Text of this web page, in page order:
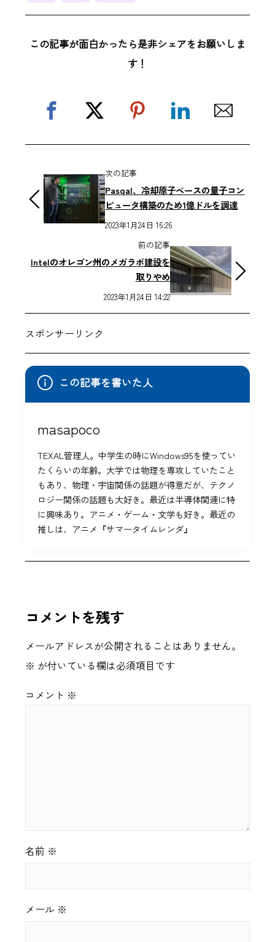
この記事が面白かったら是非シェアをお願いしま
す！
次の記事
Pasqal、冷却原子ベースの量子コン
ピュータ構築のため1億ドルを調達
2023年1月24日 16:26
前の記事
Intelのオレゴン州のメガラボ建設を
取りやめ
2023年1月24日 14:22
スポンサーリンク
この記事を書いた人
masapoco
TEXAL管理人。中学生の時にWindows95を使ってい
たくらいの年齢。大学では物理を専攻していたこと
もあり、物理・宇宙関係の話題が得意だが、テクノ
ロジー関係の話題も大好き。最近は半導体関連に特
に興味あり。アニメ・ゲーム・文学も好き。最近の
推しは、アニメ『サマータイムレンダ』
コメントを残す
メールアドレスが公開されることはありません。
※ が付いている欄は必須項目です
コメント ※
名前 ※
メール ※